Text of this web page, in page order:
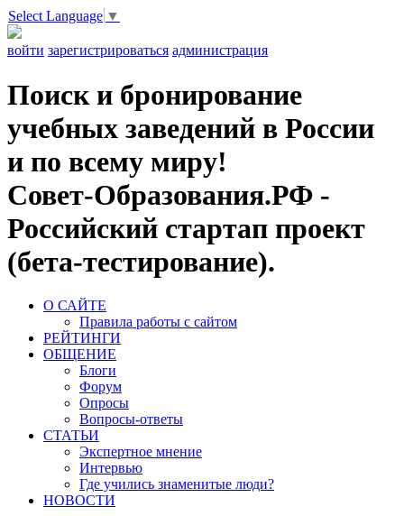
Select Language ▼
войти зарегистрироваться администрация
Поиск и бронирование
учебных заведений в России
и по всему миру!
Совет-Образования.РФ -
Российский стартап проект
(бета-тестирование).
О САЙТЕ
Правила работы с сайтом
РЕЙТИНГИ
ОБЩЕНИЕ
Блоги
Форум
Опросы
Вопросы-ответы
СТАТЬИ
Экспертное мнение
Интервью
Где учились знаменитые люди?
НОВОСТИ